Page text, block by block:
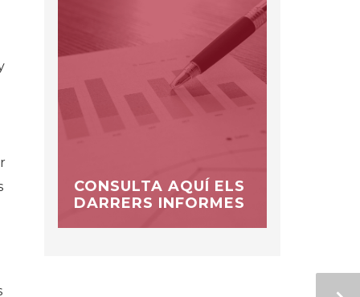
CONSULTA AQUÍ ELS
DARRERS INFORMES